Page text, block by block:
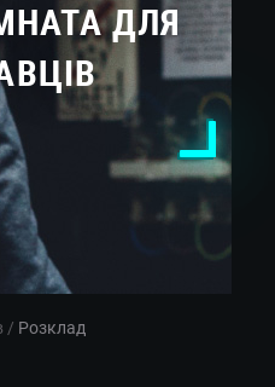
ДЛЯ
/ Розклад